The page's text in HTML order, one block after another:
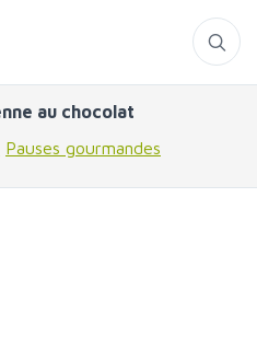
au chocolat
Pauses gourmandes